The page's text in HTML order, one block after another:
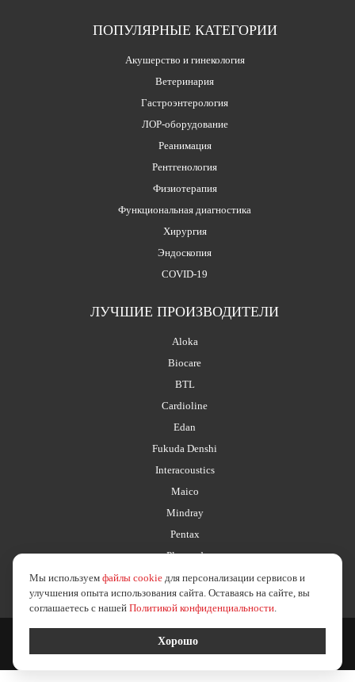
ПОПУЛЯРНЫЕ КАТЕГОРИИ
Акушерство и гинекология
Ветеринария
Гастроэнтерология
ЛОР-оборудование
Реанимация
Рентгенология
Физиотерапия
Функциональная диагностика
Хирургия
Эндоскопия
COVID-19
ЛУЧШИЕ ПРОИЗВОДИТЕЛИ
Aloka
Biocare
BTL
Cardioline
Edan
Fukuda Denshi
Interacoustics
Maico
Mindray
Pentax
Planmed
политика в отношении обработки персональных данных
Мы используем файлы cookie для персонализации сервисов и
улучшения опыта использования сайта. Оставаясь на сайте, вы
соглашаетесь с нашей Политикой конфиденциальности.
Хорошо